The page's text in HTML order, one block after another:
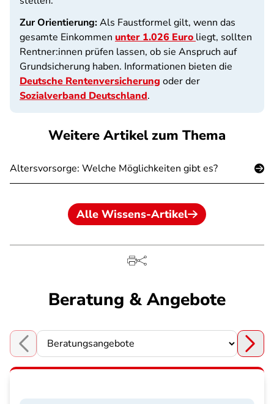
Zur Orientierung:Als Faustformel gilt, wenn das
gesamte Einkommen unter 1.026 Euro liegt, sollten
Rentner:innen prüfen lassen, ob sie Anspruch auf
Grundsicherung haben. Informationen bieten die
Deutsche Rentenversicherung oder der
Sozialverband Deutschland.
Weitere Artikel zum Thema
Altersvorsorge: Welche Möglichkeiten gibt es?
Alle Wissens-Artikel
Beratung & Angebote
Choose a section